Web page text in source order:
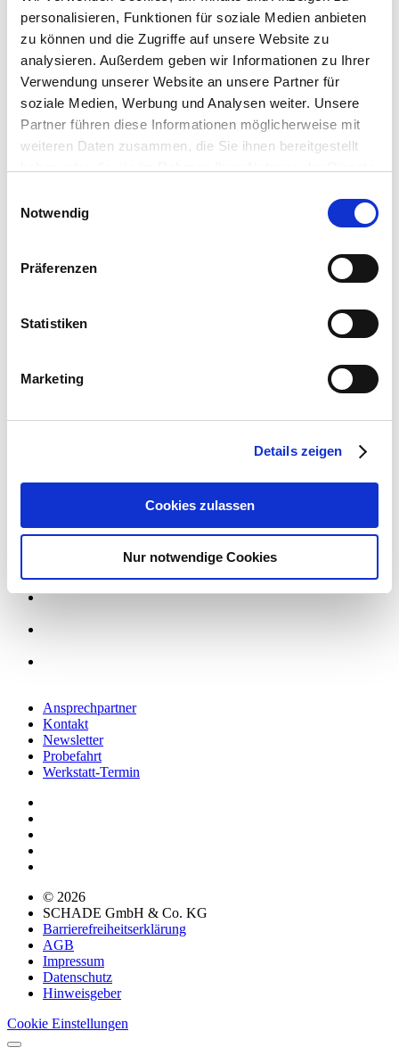
personalisieren, Funktionen für soziale Medien anbieten
zu können und die Zugriffe auf unsere Website zu
analysieren. Außerdem geben wir Informationen zu Ihrer
Verwendung unserer Website an unsere Partner für
soziale Medien, Werbung und Analysen weiter. Unsere
Partner führen diese Informationen möglicherweise mit
weiteren Daten zusammen, die Sie ihnen bereitgestellt
Notwendig
Präferenzen
Statistiken
Marketing
Details zeigen
Cookies zulassen
Nur notwendige Cookies
Mühlhausen
Bad Hersfeld Pkw
Bad Hersfeld Nfz
Kirchheim
Fulda
Meiningen
Gotha
Karriere
SCHADE Kundenkarte
Social Media
Ansprechpartner
Kontakt
Newsletter
Probefahrt
Werkstatt-Termin
© 2026
SCHADE GmbH & Co. KG
Barrierefreiheitserklärung
AGB
Impressum
Datenschutz
Hinweisgeber
Cookie Einstellungen